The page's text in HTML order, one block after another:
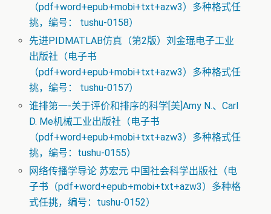
（pdf+word+epub+mobi+txt+azw3）多种格式任
挑，编号： tushu-0158）
先进PIDMATLAB仿真（第2版）刘金琨电子工业
出版社（电子书
（pdf+word+epub+mobi+txt+azw3）多种格式任
挑，编号： tushu-0157）
谁排第一-关于评价和排序的科学[美]Amy N.、Carl
D. Me机械工业出版社（电子书
（pdf+word+epub+mobi+txt+azw3）多种格式任
挑，编号：tushu-0155）
网络传播学导论 苏宏元 中国社会科学出版社（电
子书（pdf+word+epub+mobi+txt+azw3）多种格
式任挑，编号：tushu-0152）